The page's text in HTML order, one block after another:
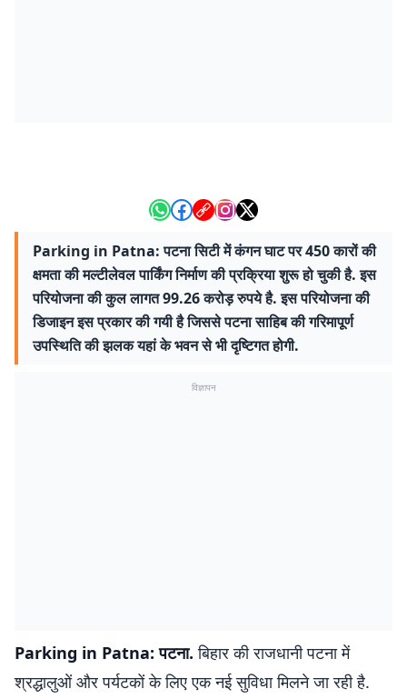
Parking in Patna: पटना सिटी में कंगन घाट पर 450 कारों की
क्षमता की मल्टीलेवल पार्किंग निर्माण की प्रक्रिया शुरू हो चुकी है. इस
परियोजना की कुल लागत 99.26 करोड़ रुपये है. इस परियोजना की
डिजाइन इस प्रकार की गयी है जिससे पटना साहिब की गरिमापूर्ण
उपस्थिति की झलक यहां के भवन से भी दृष्टिगत होगी.
विज्ञापन
Parking in Patna: पटना. बिहार की राजधानी पटना में
श्रद्धालुओं और पर्यटकों के लिए एक नई सुविधा मिलने जा रही है.